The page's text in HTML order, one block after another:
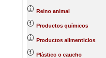
Reino animal
Productos químicos
Productos alimenticios
Plástico o caucho